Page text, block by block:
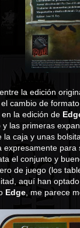
la edición
cambio de
la edición de
las primeras
caja y unas
el conjunto y
de juego (los
aquí han
Edge , me parece